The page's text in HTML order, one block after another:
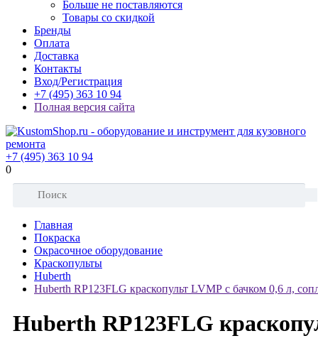
Больше не поставляются
Товары со скидкой
Бренды
Оплата
Доставка
Контакты
Вход/Регистрация
+7 (495) 363 10 94
Полная версия сайта
+7 (495) 363 10 94
0
Главная
Покраска
Окрасочное оборудование
Краскопульты
Huberth
Huberth RP123FLG краскопульт LVMP с бачком 0,6 л,
Huberth RP123FLG